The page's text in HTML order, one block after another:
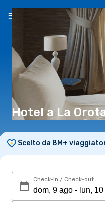
Hotel a La
Scelto da 8M+
Check-in / Check-out